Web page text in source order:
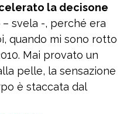
la decisone
– svela -, perché era
quando mi sono rotto
Mai provato un
pelle, la sensazione
è staccata dal